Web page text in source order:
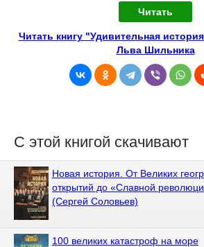
Читать
Читать книгу "Удивительная
Льва Шильника
С этой книгой скачивают
Новая история. От Великих
открытий до «Славной
(Сергей Соловьев)
100 великих катастроф на море